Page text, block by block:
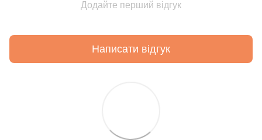
Додайте перший відгук
Написати відгук